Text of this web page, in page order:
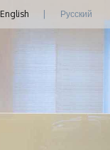
English Русский